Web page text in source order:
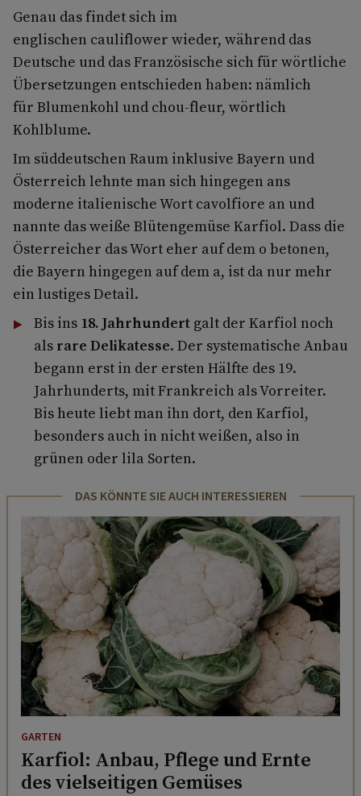
Genau das findet sich im
englischen cauliflower wieder, während das
Deutsche und das Französische sich für wörtliche
Übersetzungen entschieden haben: nämlich
für Blumenkohl und chou-fleur, wörtlich
Kohlblume.
Im süddeutschen Raum inklusive Bayern und
Österreich lehnte man sich hingegen ans
moderne italienische Wort cavolfiore an und
nannte das weiße Blütengemüse Karfiol. Dass die
Österreicher das Wort eher auf dem o betonen,
die Bayern hingegen auf dem a, ist da nur mehr
ein lustiges Detail.
Bis ins 18. Jahrhundertgalt der Karfiol noch
alsrare Delikatesse. Der systematische Anbau
begann erst in der ersten Hälfte des 19.
Jahrhunderts, mit Frankreich als Vorreiter.
Bis heute liebt man ihn dort, den Karfiol,
besonders auch in nicht weißen, also in
grünen oder lila Sorten.
DAS KÖNNTE SIE AUCH INTERESSIEREN
GARTEN
Karfiol: Anbau, Pflege und Ernte
des vielseitigen Gemüses